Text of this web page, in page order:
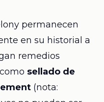
permanecen
en su historial a
remedios
sellado de
(nota: